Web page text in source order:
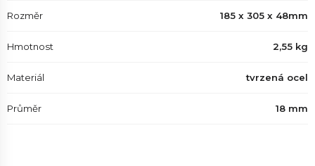
Rozměr 185 x 305 x 48mm
Hmotnost 2,55 kg
Materiál tvrzená ocel
Průměr 18 mm